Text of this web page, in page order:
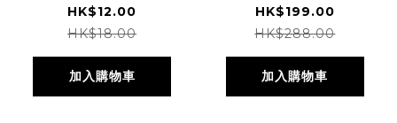
眼罩 4517
TK260808
HK$12.00
HK$18.00
加入購物車
輕量UV降溫遮
53cm 4537
TK260808
HK$199.00
HK$288.00
加入購物車